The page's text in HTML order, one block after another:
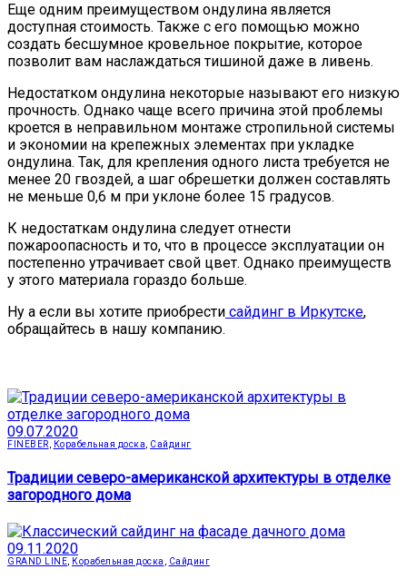
Еще одним преимуществом ондулина является
доступная стоимость. Также с его помощью можно
создать бесшумное кровельное покрытие, которое
позволит вам наслаждаться тишиной даже в ливень.
Недостатком ондулина некоторые называют его низкую
прочность. Однако чаще всего причина этой проблемы
кроется в неправильном монтаже стропильной системы
и экономии на крепежных элементах при укладке
ондулина. Так, для крепления одного листа требуется не
менее 20 гвоздей, а шаг обрешетки должен составлять
не меньше 0,6 м при уклоне более 15 градусов.
К недостаткам ондулина следует отнести
пожароопасность и то, что в процессе эксплуатации он
постепенно утрачивает свой цвет. Однако преимуществ
у этого материала гораздо больше.
Ну а если вы хотите приобрести сайдинг в Иркутске,
обращайтесь в нашу компанию.
09.07.2020
FINEBER, Корабельная доска, Сайдинг
Традиции северо-американской архитектуры в отделке
загородного дома
09.11.2020
GRAND LINE Корабельная доска Сайдинг